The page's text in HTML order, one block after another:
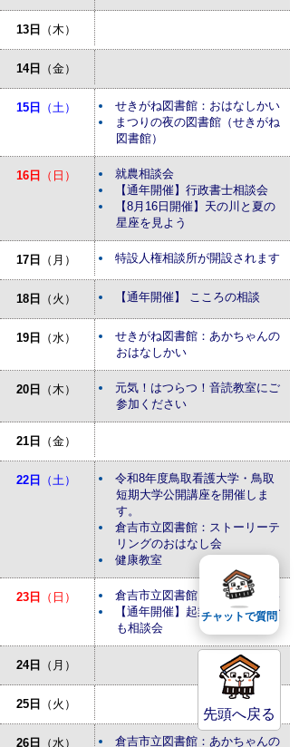
13日 （木）
14日 （金）
15日 （土）
せきがね図書館：おはなしかい
まつりの夜の図書館（せきがね
図書館）
16日 （日）
就農相談会
【通年開催】行政書士相談会
【8月16日開催】天の川と夏の
星座を見よう
17日 （月） 特設人権相談所が開設されます
18日 （火） 【通年開催】 こころの相談
19日 （水）
せきがね図書館：あかちゃんの
おはなしかい
20日 （木）
元気！はつらつ！音読教室にご
参加ください
21日 （金）
22日 （土）
令和8年度鳥取看護大学・鳥取
短期大学公開講座を開催しま
す。
倉吉市立図書館：ストーリーテ
リングのおはなし会
健康教室
23日 （日）
倉吉市立図書館：おはなしかい
【通年開催】起業・経営なんで
も相談会
24日 （月）
25日 （火）
26日 （水）
倉吉市立図書館：あかちゃんの
先頭へ戻る
チャットで質問